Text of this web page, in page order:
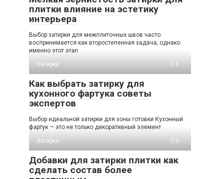
плитки влияние на эстетику
интерьера
Выбор затирки для межплиточных швов часто
воспринимается как второстепенная задача, однако
именно этот этап
Затирка
0
Как выбрать затирку для
кухонного фартука советы
экспертов
Выбор идеальной затирки для зоны готовки Кухонный
фартук — это не только декоративный элемент
Затирка
0
Добавки для затирки плитки как
сделать состав более